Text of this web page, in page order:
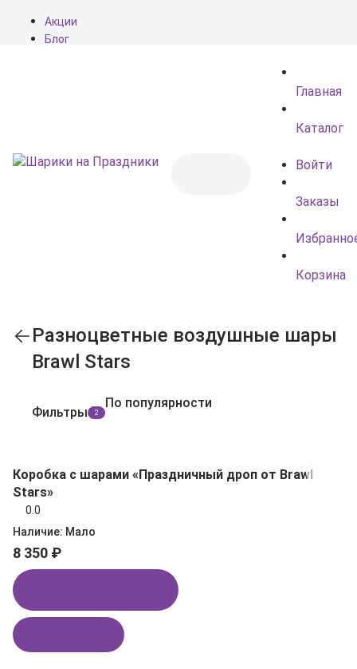
Акции
Блог
Главная
Каталог
Войти
Заказы
Корзина
Разноцветные воздушные шары
Brawl Stars
Фильтры 2
По популярности
Коробка с шарами «Праздничный дроп от Brawl
Stars»
0.0
Наличие: Мало
8 350 ₽